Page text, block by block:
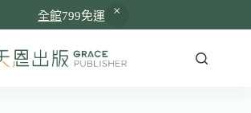
全館799免運